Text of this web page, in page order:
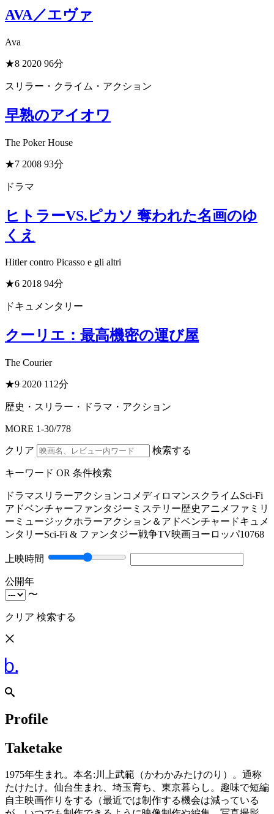
AVA／エヴァ
Ava
★8 2020 96分
スリラー・クライム・アクション
早熟のアイオワ
The Poker House
★7 2008 93分
ドラマ
ヒトラーVS.ピカソ 奪われた名画のゆ
くえ
Hitler contro Picasso e gli altri
★6 2018 94分
ドキュメンタリー
クーリエ：最高機密の運び屋
The Courier
★9 2020 112分
歴史・スリラー・ドラマ・アクション
MORE 1-30/778
クリア 検索する
キーワード OR 条件検索
ドラマスリラーアクションコメディ ロマンス クライムSci-Fi
アドベンチャーファンタジー ミステリー歴史アニメ ファミリ
ー ミュージックホラーアクション＆アドベンチャー ドキュメ
ンタリーSci-Fi & ファンタジー戦争TV映画ヨーロッパ10768
上映時間
公開年
〜
クリア 検索する
Profile
Taketake
1975年生まれ。本名:川上武範（かわかみたけのり）。通称
たけたけ。仙台生まれ、埼玉育ち、東京暮らし。趣味で短編
自主映画作りをする（最近では制作する機会は減っている